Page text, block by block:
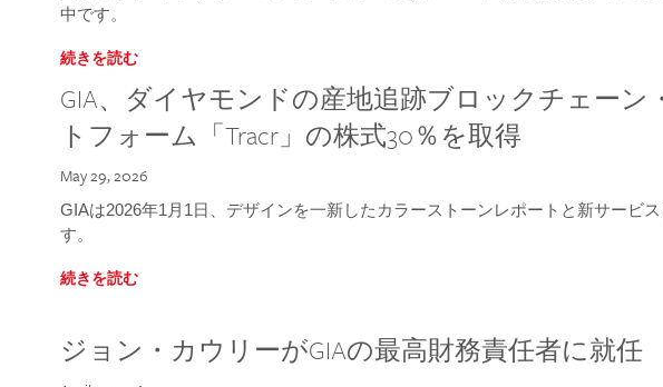
中です。
続きを読む
GIA、ダイヤモンドの産地追跡ブロックチェーン
トフォーム「Tracr」の株式30％を取得
May 29, 2026
GIAは2026年1月1日、デザインを一新したカラーストーンレポートと新サービス
す。
続きを読む
ジョン・カウリーがGIAの最高財務責任者に就任